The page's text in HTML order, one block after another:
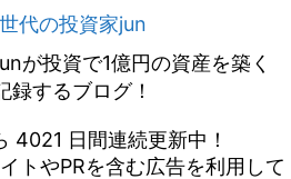
代の投資家jun
が投資で1億円の資産を築く
録するブログ！
4021 日間連続更新中！
トやPRを含む広告を利用して